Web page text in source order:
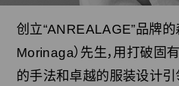
创立“ANREALAGE”品牌
Morinaga）先生，用打破固
的手法和卓越的服装设计引